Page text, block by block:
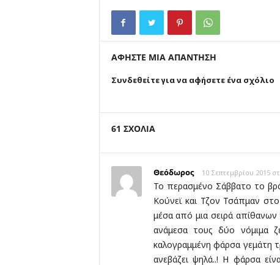
61 ΣΧΟΛΙΑ
Θεόδωρος 10 Σεπτεμβρίου 2015
Το περασμένο Σάββατο το
Κούνεϊ και Τζον Τσάπμαν
μέσα από μια σειρά
ανάμεσα τους δύο νόμιμα
καλογραμμένη φάρσα γεμάτη
ανεβάζει ψηλά..! Η φάρσα
ΑΦΗΣΤΕ ΜΙΑ ΑΠΑΝΤΗΣΗ
Συνδεθείτε για να αφήσετε ένα σχόλιο